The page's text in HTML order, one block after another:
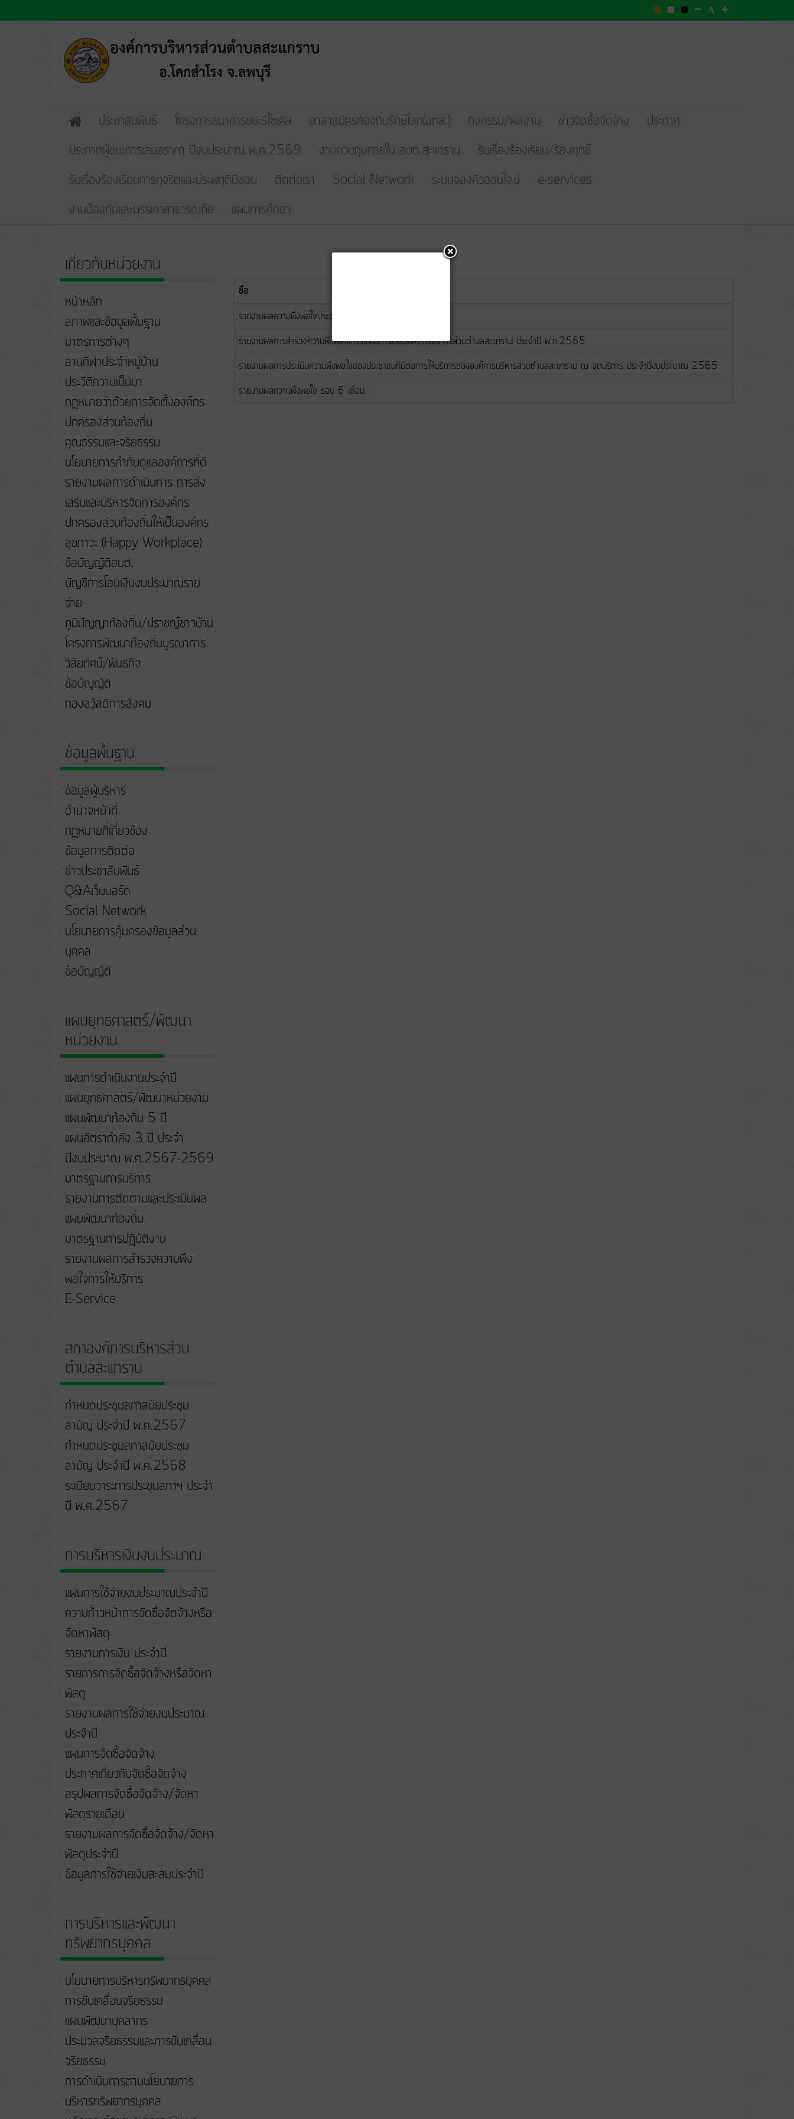
Home
ประชาสัมพันธ์ โครงการธนาคารขยะรีไซเคิล อาสาสมัครท้องถิ่นรักษ์โลก(อถล.) กิจกรรม/ผลงาน ข่าวจัดซื้อจัดจ้าง
ประกาศ
ประกาศผู้ชนะการเสนอราคา ปีงบประมาณ พ.ศ.2569
งานควบคุมภายใน อบต.สะแกราบ
รับเรื่องร้องเรียน/ร้องทุกข์
รับเรื่องร้องเรียนการทุจริตและประพฤติมิชอบ
ติดต่อเรา Social Network ระบบจองคิวออนไลน์
e-services
งานป้องกันและบรรเทาสาธารณภัย
แผนการศึกษา
ชื่อ
รายงานผลความพึงพอใจประจำปี พ.ศ.2564
รายงานผลการสำรวจความพึงพอใจการให้บริการขององค์การบริหารส่วนตำบลสะแกราบ ประจำปี พ.ศ.2565
รายงานผลการประเมินความพึงพอใจของประชาชนที่มีต่อการให้บริการขององค์การบริหารส่วนตำบลสะแกราบ ณ จุดบริการ ประจำปีงบประมาณ 2565
รายงานผลความพึงพอใจ รอบ 6 เดือน
เกี่ยวกับหน่วยงาน
หน้าหลัก
สภาพและข้อมูลพื้นฐาน
มาตรการต่างๆ
ลานกีฬาประจำหมู่บ้าน
ประวัติความเป็นมา
กฎหมายว่าด้วยการจัดตั้งองค์กร
ปกครองส่วนท้องถิ่น
คุณธรรมและจริยธรรม
นโยบายการกำกับดูแลองค์การที่ดี
รายงานผลการดำเนินการ การส่ง
เสริมและบริหารจัดการองค์กร
ปกครองส่วนท้องถิ่นให้เป็นองค์กร
สุขภาวะ (Happy Workplace)
ข้อบัญญัติอบต.
บัญชีการโอนเงินงบประมาณราย
จ่าย
ภูมิปัญญาท้องถิ่น/ปราชญ์ชาวบ้าน
โครงการพัฒนาท้องถิ่นบูรณาการ
วิสัยทัศน์/พันธกิจ
ข้อบัญญัติ
กองสวัสดิการสังคม
ข้อมูลพื้นฐาน
ข้อมูลผู้บริหาร
อำนาจหน้าที่
กฎหมายที่เกี่ยวข้อง
ข้อมูลการติดต่อ
ข่าวประชาสัมพันธ์
Q&Aเว็บบอร์ด
Social Network
นโยบายการคุ้มครองข้อมูลส่วน
บุคคล
ข้อบัญญัติ
แผนยุทธศาสตร์/พัฒนา
หน่วยงาน
แผนการดำเนินงานประจำปี
แผนยุทธศาสตร์/พัฒนาหน่วยงาน
แผนพัฒนาท้องถิ่น 5 ปี
แผนอัตรากำลัง 3 ปี ประจำ
ปีงบประมาณ พ.ศ.2567-2569
มาตรฐานการบริการ
รายงานการติดตามและประเมินผล
แผนพัฒนาท้องถิ่น
มาตรฐานการปฎิบัติงาน
รายงานผลการสำรวจความพึง
พอใจการให้บริการ
E-Service
สภาองค์การบริหารส่วน
ตำบลสะแกราบ
กำหนดประชุมสภาสมัยประชุม
สามัญ ประจำปี พ.ศ.2567
กำหนดประชุมสภาสมัยประชุม
สามัญ ประจำปี พ.ศ.2568
ระเบียบวาระการประชุมสภาฯ ประจำ
ปี พ.ศ.2567
การบริหารเงินงบประมาณ
แผนการใช้จ่ายงบประมาณประจำปี
ความก้าวหน้าการจัดซื้อจัดจ้างหรือ
จัดหาพัสดุ
รายงานการเงิน ประจำปี
รายการการจัดซื้อจัดจ้างหรือจัดหา
พัสดุ
รายงานผลการใช้จ่ายงบประมาณ
ประจำปี
แผนการจัดซื้อจัดจ้าง
ประกาศเกี่ยวกับจัดซื้อจัดจ้าง
สรุปผลการจัดซื้อจัดจ้าง/จัดหา
พัสดุรายเดือน
รายงานผลการจัดซื้อจัดจ้าง/จัดหา
พัสดุประจำปี
ข้อมูลการใช้จ่ายเงินสะสมประจำปี
การบริหารและพัฒนา
ทรัพยากรบุคคล
นโยบายการบริหารทรัพยากรบุคคล
การขับเคลื่อนจริยธรรม
แผนพัฒนาบุคลากร
ประมวลจริยธรรมและการขับเคลื่อน
จริยธรรม
การดำเนินการตามนโยบายการ
บริหารทรัพยากรบุคคล